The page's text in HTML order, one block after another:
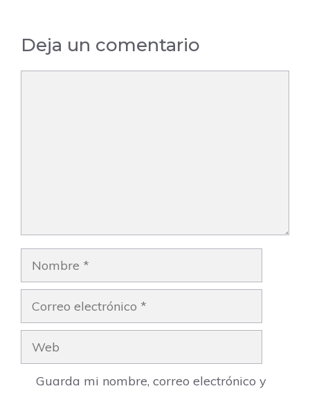
Deja un comentario
Nombre
Correo
electrónico
Web
Guarda mi nombre, correo electrónico y